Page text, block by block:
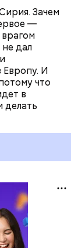
Зачем
—
дал
И
что
в
делать
то завтра
Азии и,